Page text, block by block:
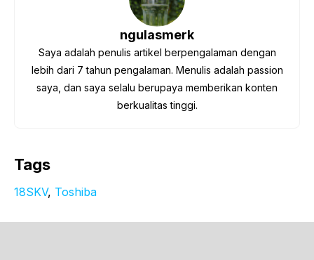
ngulasmerk
Saya adalah penulis artikel berpengalaman dengan
lebih dari 7 tahun pengalaman. Menulis adalah passion
saya, dan saya selalu berupaya memberikan konten
berkualitas tinggi.
Tags
18SKV, Toshiba